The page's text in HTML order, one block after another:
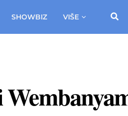
SHOWBIZ VIŠE